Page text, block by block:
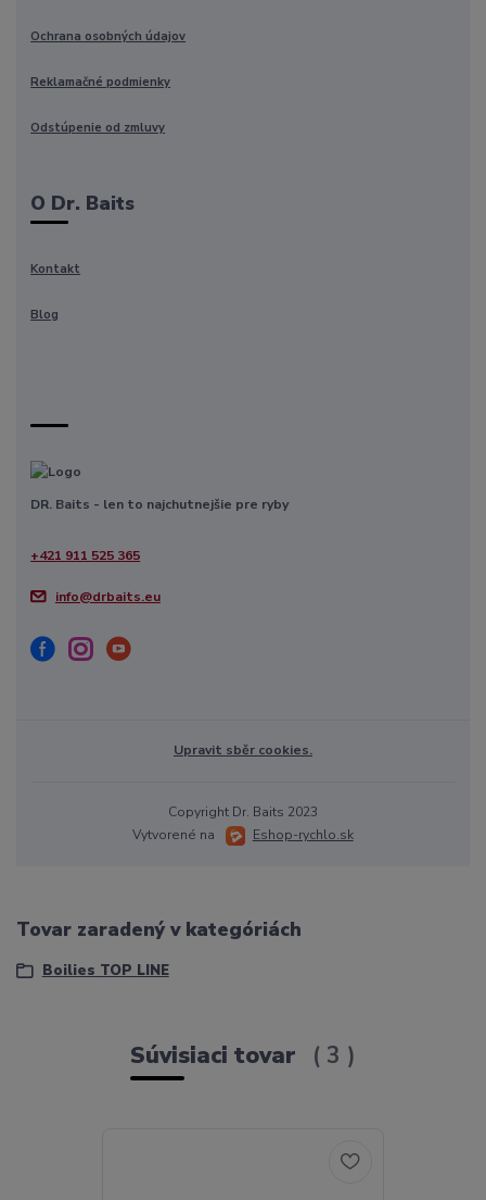
Ochrana osobných údajov
Reklamačné podmienky
Odstúpenie od zmluvy
O Dr. Baits
Kontakt
Blog
DR. Baits - len to najchutnejšie pre ryby
+421 911 525 365
info@drbaits.eu
Upravit sběr cookies.
Copyright Dr. Baits 2023
Vytvorené na
Eshop-rychlo.sk
Tovar zaradený v kategóriách
Boilies TOP LINE
Súvisiaci tovar 3